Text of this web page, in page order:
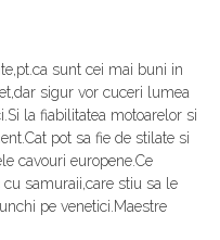
sunt cei mai buni in
sigur vor cuceri lumea
la fiabilitatea motoarelor si
pot sa fie de stilate si
cavouri europene.Ce
samuraii,care stiu sa le
pe venetici.Maestre